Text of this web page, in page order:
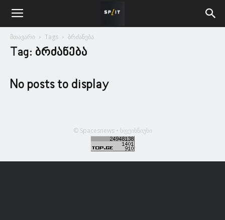
მთავარი Tags ბრძანება
Tag: ბრძანება
No posts to display
© Spacesnews • სფეისნიუსი